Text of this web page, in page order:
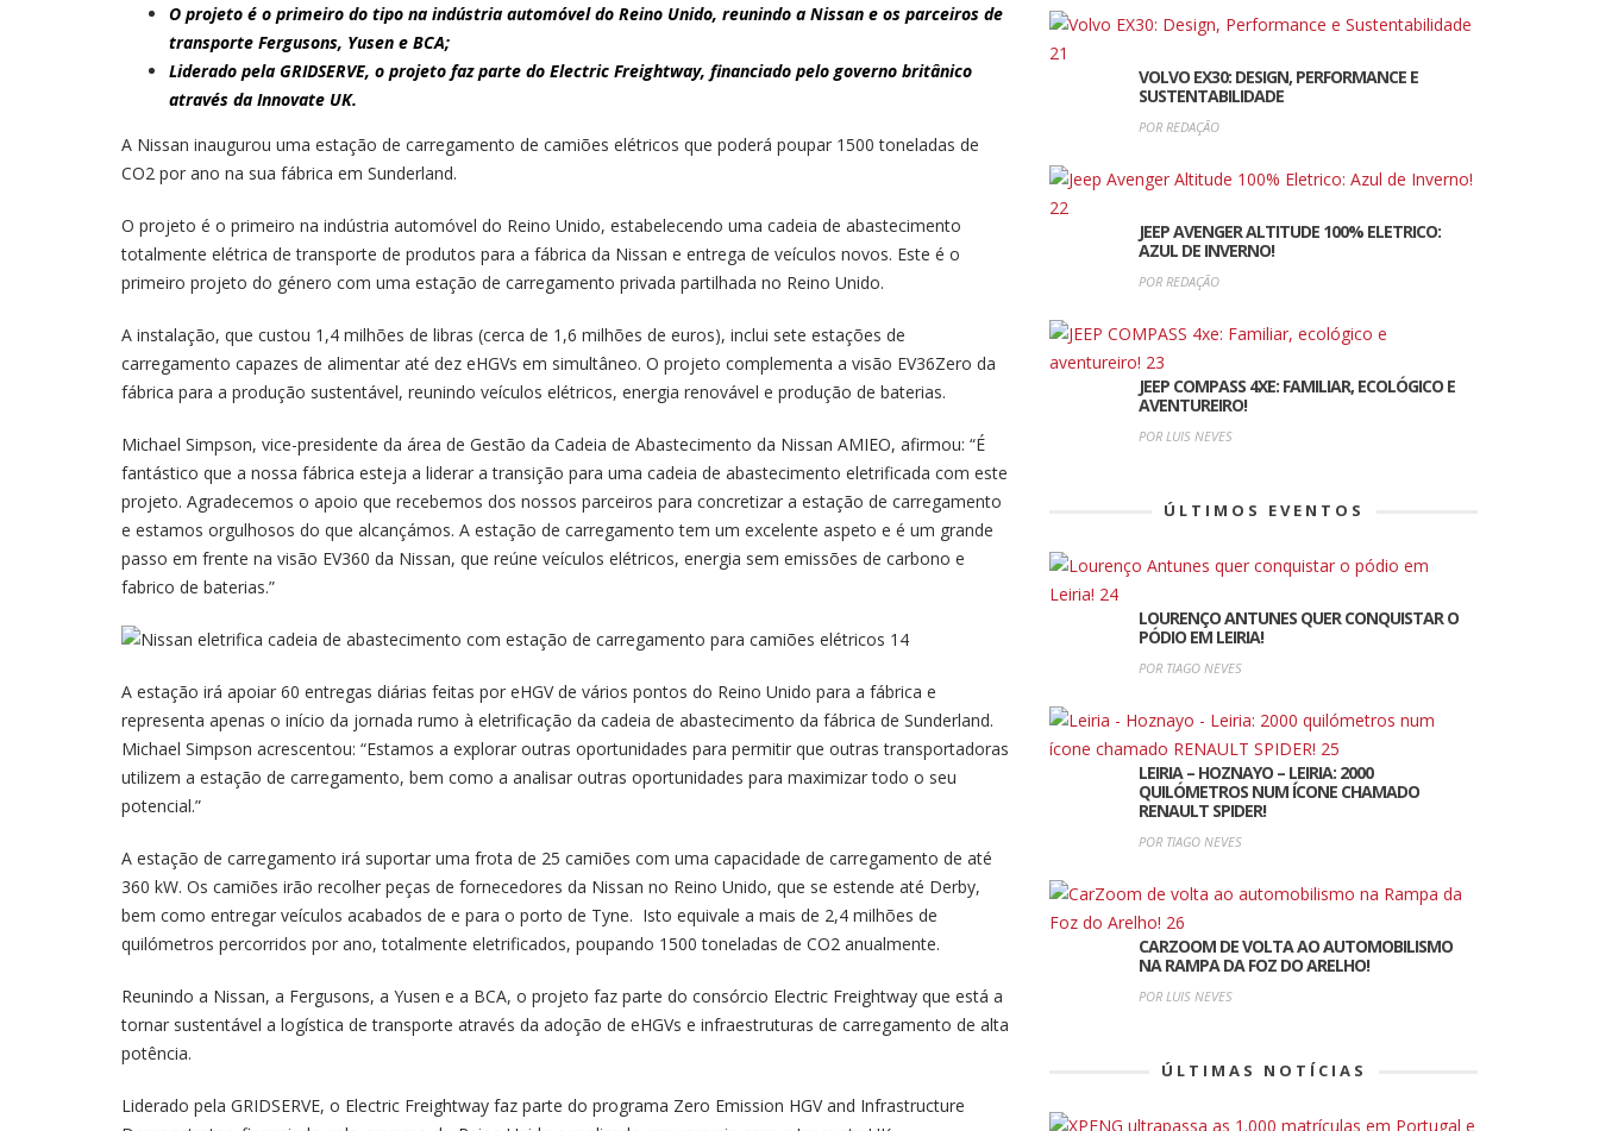
O projeto é o primeiro do tipo na indústria automóvel do Reino Unido, reunindo a Nissan e os parceiros de
transporte Fergusons, Yusen e BCA;
Liderado pela GRIDSERVE, o projeto faz parte do Electric Freightway, financiado pelo governo britânico
através da Innovate UK.
A Nissan inaugurou uma estação de carregamento de camiões elétricos que poderá poupar 1500 toneladas de
CO2 por ano na sua fábrica em Sunderland.
O projeto é o primeiro na indústria automóvel do Reino Unido, estabelecendo uma cadeia de abastecimento
totalmente elétrica de transporte de produtos para a fábrica da Nissan e entrega de veículos novos. Este é o
primeiro projeto do género com uma estação de carregamento privada partilhada no Reino Unido.
A instalação, que custou 1,4 milhões de libras (cerca de 1,6 milhões de euros), inclui sete estações de
carregamento capazes de alimentar até dez eHGVs em simultâneo. O projeto complementa a visão EV36Zero da
fábrica para a produção sustentável, reunindo veículos elétricos, energia renovável e produção de baterias.
Michael Simpson, vice-presidente da área de Gestão da Cadeia de Abastecimento da Nissan AMIEO, afirmou: “É
fantástico que a nossa fábrica esteja a liderar a transição para uma cadeia de abastecimento eletrificada com este
projeto. Agradecemos o apoio que recebemos dos nossos parceiros para concretizar a estação de carregamento
e estamos orgulhosos do que alcançámos. A estação de carregamento tem um excelente aspeto e é um grande
passo em frente na visão EV360 da Nissan, que reúne veículos elétricos, energia sem emissões de carbono e
fabrico de baterias.”
A estação irá apoiar 60 entregas diárias feitas por eHGV de vários pontos do Reino Unido para a fábrica e
representa apenas o início da jornada rumo à eletrificação da cadeia de abastecimento da fábrica de Sunderland.
Michael Simpson acrescentou: “Estamos a explorar outras oportunidades para permitir que outras transportadoras
utilizem a estação de carregamento, bem como a analisar outras oportunidades para maximizar todo o seu
potencial.”
A estação de carregamento irá suportar uma frota de 25 camiões com uma capacidade de carregamento de até
360 kW. Os camiões irão recolher peças de fornecedores da Nissan no Reino Unido, que se estende até Derby,
bem como entregar veículos acabados de e para o porto de Tyne. Isto equivale a mais de 2,4 milhões de
quilómetros percorridos por ano, totalmente eletrificados, poupando 1500 toneladas de CO2 anualmente.
Reunindo a Nissan, a Fergusons, a Yusen e a BCA, o projeto faz parte do consórcio Electric Freightway que está a
tornar sustentável a logística de transporte através da adoção de eHGVs e infraestruturas de carregamento de alta
potência.
Liderado pela GRIDSERVE, o Electric Freightway faz parte do programa Zero Emission HGV and Infrastructure
VOLVO EX30: DESIGN, PERFORMANCE E
SUSTENTABILIDADE
POR REDAÇÃO
JEEP AVENGER ALTITUDE 100% ELETRICO:
AZUL DE INVERNO!
POR REDAÇÃO
JEEP COMPASS 4XE: FAMILIAR, ECOLÓGICO E
AVENTUREIRO!
POR LUIS NEVES
ÚLTIMOS EVENTOS
LOURENÇO ANTUNES QUER CONQUISTAR O
PÓDIO EM LEIRIA!
POR TIAGO NEVES
LEIRIA – HOZNAYO – LEIRIA: 2000
QUILÓMETROS NUM ÍCONE CHAMADO
RENAULT SPIDER!
POR TIAGO NEVES
CARZOOM DE VOLTA AO AUTOMOBILISMO
NA RAMPA DA FOZ DO ARELHO!
POR LUIS NEVES
ÚLTIMAS NOTÍCIAS